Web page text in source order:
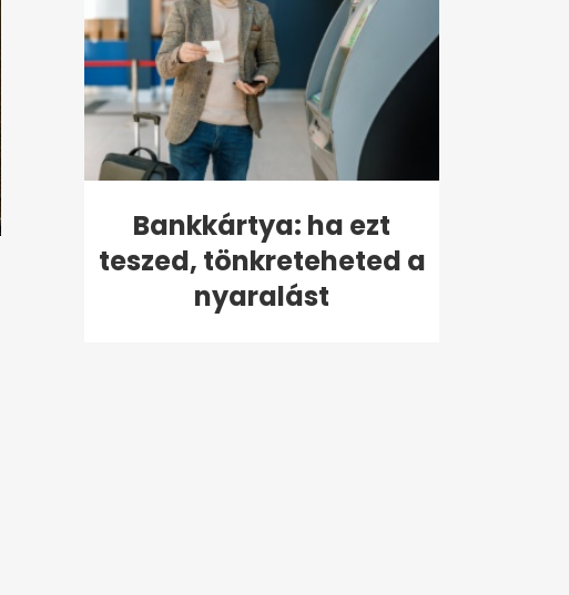
Bankkártya: ha ezt
teszed, tönkreteheted a
nyaralást